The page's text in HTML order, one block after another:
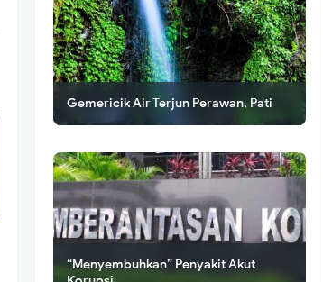
Gemericik Air Terjun Perawan, Pati
“Menyembuhkan” Penyakit Akut